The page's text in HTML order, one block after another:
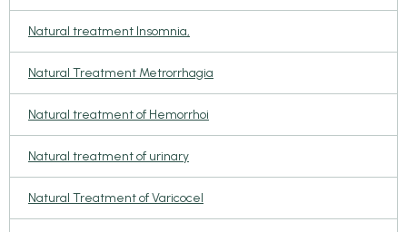
Natural treatment Insomnia,
Natural Treatment Metrorrhagia
Natural treatment of Hemorrhoi
Natural treatment of urinary
Natural Treatment of Varicocel